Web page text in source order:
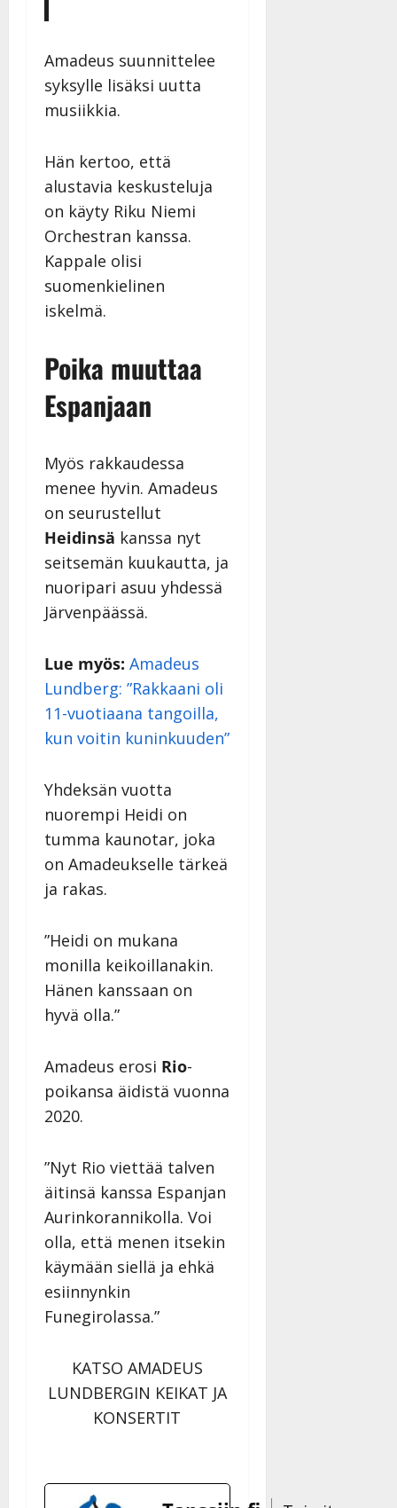
Amadeus suunnittelee
syksylle lisäksi uutta
musiikkia.
Hän kertoo, että
alustavia keskusteluja
on käyty Riku Niemi
Orchestran kanssa.
Kappale olisi
suomenkielinen
iskelmä.
Poika muuttaa
Espanjaan
Myös rakkaudessa
menee hyvin. Amadeus
on seurustellut
Heidinsä kanssa nyt
seitsemän kuukautta, ja
nuoripari asuu yhdessä
Järvenpäässä.
Lue myös: Amadeus
Lundberg: ”Rakkaani oli
11-vuotiaana tangoilla,
kun voitin kuninkuuden”
Yhdeksän vuotta
nuorempi Heidi on
tumma kaunotar, joka
on Amadeukselle tärkeä
ja rakas.
”Heidi on mukana
monilla keikoillanakin.
Hänen kanssaan on
hyvä olla.”
Amadeus erosi Rio-
poikansa äidistä vuonna
2020.
”Nyt Rio viettää talven
äitinsä kanssa Espanjan
Aurinkorannikolla. Voi
olla, että menen itsekin
käymään siellä ja ehkä
esiinnynkin
Funegirolassa.”
KATSO AMADEUS
LUNDBERGIN KEIKAT JA
KONSERTIT